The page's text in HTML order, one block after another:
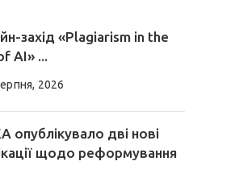
захід «Plagiarism in the
AI» ...
2026
опублікувало дві нові
щодо реформування